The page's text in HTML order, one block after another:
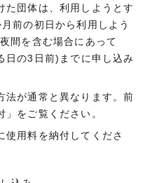
た団体は、利用しようとす
前の初日から利用しよう
間を含む場合にあって
日の3日前)までに申し込み
法が通常と異なります。前
をご覧ください。
使用料を納付してくださ